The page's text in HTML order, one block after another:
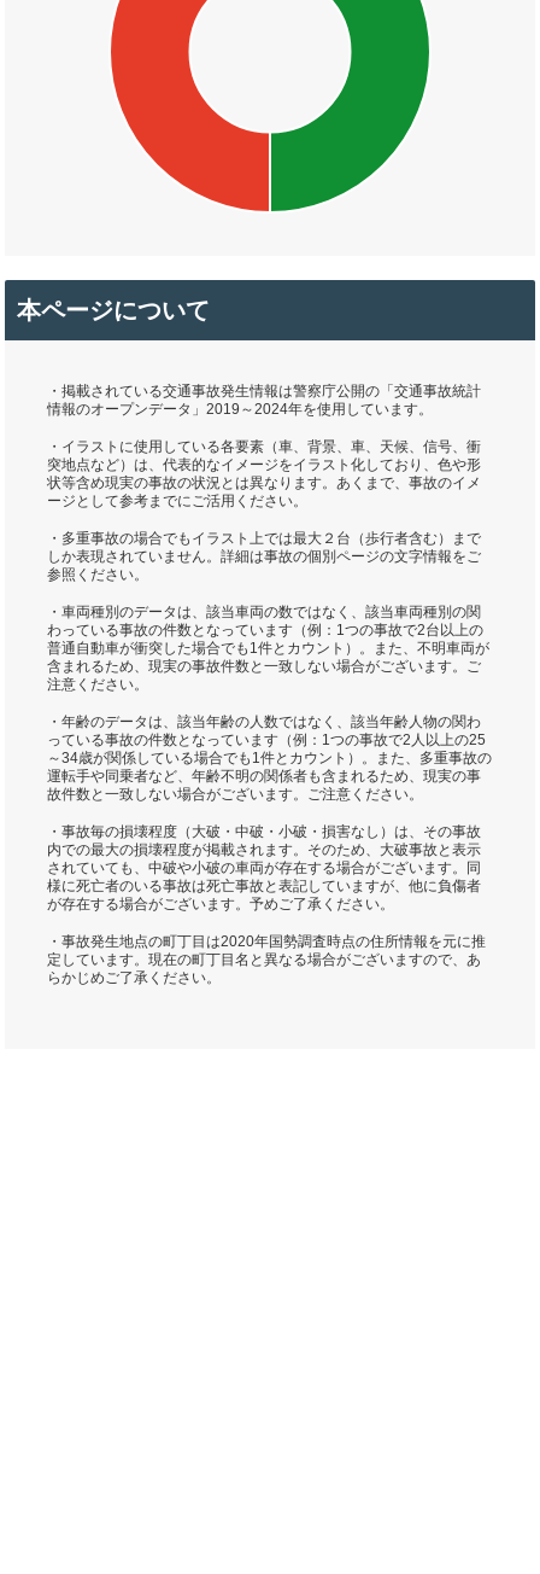
本ページについて
・掲載されている交通事故発生情報は警察庁公開の「交通事故統計
情報のオープンデータ」2019～2024年を使用しています。
・イラストに使用している各要素（車、背景、車、天候、信号、衝
突地点など）は、代表的なイメージをイラスト化しており、色や形
状等含め現実の事故の状況とは異なります。あくまで、事故のイメ
ージとして参考までにご活用ください。
・多重事故の場合でもイラスト上では最大２台（歩行者含む）まで
しか表現されていません。詳細は事故の個別ページの文字情報をご
参照ください。
・車両種別のデータは、該当車両の数ではなく、該当車両種別の関
わっている事故の件数となっています（例：1つの事故で2台以上の
普通自動車が衝突した場合でも1件とカウント）。また、不明車両が
含まれるため、現実の事故件数と一致しない場合がございます。ご
注意ください。
・年齢のデータは、該当年齢の人数ではなく、該当年齢人物の関わ
っている事故の件数となっています（例：1つの事故で2人以上の25
～34歳が関係している場合でも1件とカウント）。また、多重事故の
運転手や同乗者など、年齢不明の関係者も含まれるため、現実の事
故件数と一致しない場合がございます。ご注意ください。
・事故毎の損壊程度（大破・中破・小破・損害なし）は、その事故
内での最大の損壊程度が掲載されます。そのため、大破事故と表示
されていても、中破や小破の車両が存在する場合がございます。同
様に死亡者のいる事故は死亡事故と表記していますが、他に負傷者
が存在する場合がございます。予めご了承ください。
・事故発生地点の町丁目は2020年国勢調査時点の住所情報を元に推
定しています。現在の町丁目名と異なる場合がございますので、あ
らかじめご了承ください。